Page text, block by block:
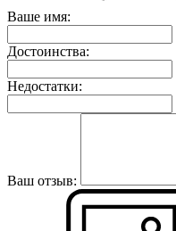
Ваше имя:
Достоинства:
Недостатки:
Ваш отзыв: